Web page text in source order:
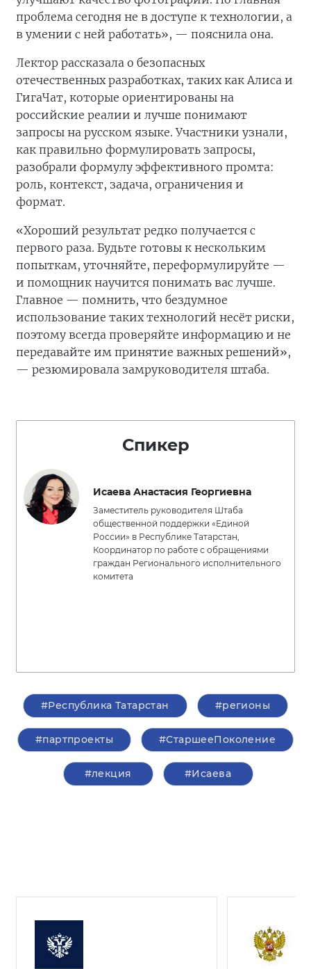
проблема сегодня не в доступе к технологии, а
в умении с ней работать», — пояснила она.
Лектор рассказала о безопасных
отечественных разработках, таких как Алиса и
ГигаЧат, которые ориентированы на
российские реалии и лучше понимают
запросы на русском языке. Участники узнали,
как правильно формулировать запросы,
разобрали формулу эффективного промта:
роль, контекст, задача, ограничения и
формат.
«Хороший результат редко получается с
первого раза. Будьте готовы к нескольким
попыткам, уточняйте, переформулируйте —
и помощник научится понимать вас лучше.
Главное — помнить, что бездумное
использование таких технологий несёт риски,
поэтому всегда проверяйте информацию и не
передавайте им принятие важных решений»,
— резюмировала замруководителя штаба.
Спикер
Исаева Анастасия Георгиевна
Заместитель руководителя Штаба
общественной поддержки «Единой
России» в Республике Татарстан,
Координатор по работе с обращениями
граждан Регионального исполнительного
комитета
#Республика Татарстан #регионы
#партпроекты #СтаршееПоколение
#лекция #Исаева